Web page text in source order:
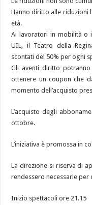
Hanno diritto alle riduzioni
età.
Ai lavoratori in mobilità o
UIL, il Teatro della
scontati del 50% per ogni
Gli aventi diritto
ottenere un coupon che
momento dell’acquisto
L’acquisto degli
ottobre.
L’iniziativa è promossa in
La direzione si riserva di
rendessero necessarie
Inizio spettacoli ore 21.15